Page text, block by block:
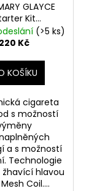
GLAYCE
Kit
20mg
Elektronická
meloun)
(>5 ks)
220 Kč
KOŠÍKU
cigareta
s možností
a s možností
Technologie
žhavící hlavou
Coil....